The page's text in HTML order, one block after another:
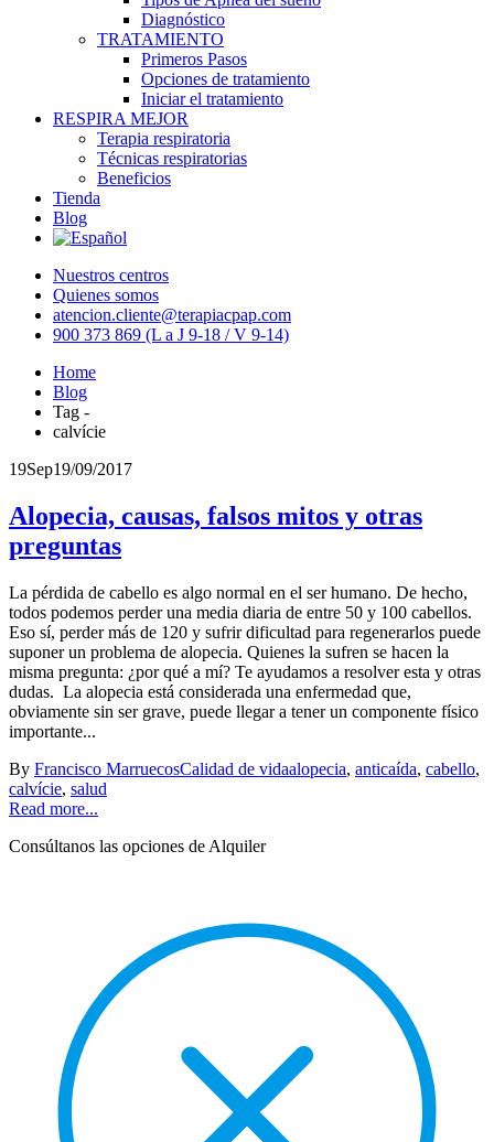
Diagnóstico
TRATAMIENTO
Primeros Pasos
Opciones de tratamiento
Iniciar el tratamiento
RESPIRA MEJOR
Terapia respiratoria
Técnicas respiratorias
Beneficios
Tienda
Blog
Nuestros centros
Quienes somos
atencion.cliente@terapiacpap.com
900 373 869 (L a J 9-18 / V 9-14)
Home
Blog
Tag -
calvície
19Sep19/09/2017
Alopecia, causas, falsos mitos y otras
preguntas
La pérdida de cabello es algo normal en el ser humano. De hecho,
todos podemos perder una media diaria de entre 50 y 100 cabellos.
Eso sí, perder más de 120 y sufrir dificultad para regenerarlos puede
suponer un problema de alopecia. Quienes la sufren se hacen la
misma pregunta: ¿por qué a mí? Te ayudamos a resolver esta y otras
dudas. La alopecia está considerada una enfermedad que,
obviamente sin ser grave, puede llegar a tener un componente físico
importante...
By Francisco MarruecosCalidad de vidaalopecia, anticaída, cabello,
calvície, salud
Read more...
Consúltanos las opciones de Alquiler